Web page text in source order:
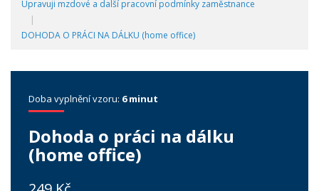
Upravuji mzdové a další pracovní podmínky zaměstnance
DOHODA O PRÁCI NA DÁLKU (home office)
Doba vyplnění vzoru: 6 minut
Dohoda o práci na dálku
(home office)